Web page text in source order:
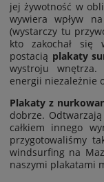
jej żywotność w
wywiera wpływ
(wystarczy tu
kto zakochał się
postacią plakaty
wystroju wnętrza.
energii niezależnie
Plakaty z
dobrze.
całkiem innego
przygotowaliśmy
windsurfing na
naszymi plakatami